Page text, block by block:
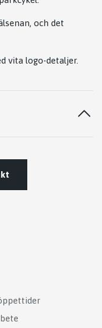
och det
vita logo-detaljer.